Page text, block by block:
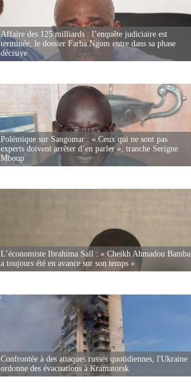
Affaire des 125 milliards : l’enquête judiciaire est
terminée, le dossier Farba Ngom entre dans sa phase
décisive
Polémique sur Sangomar : « Ceux qui ne sont pas
experts doivent arrêter d’en parler », tranche Serigne
Mboup
L’économiste Ibrahima Sall : « Cheikh Ahmadou Bamba
a toujours été en avance sur son temps »
Confrontée à des attaques russes quotidiennes, l'Ukraine
ordonne des évacuations à Kramatorsk